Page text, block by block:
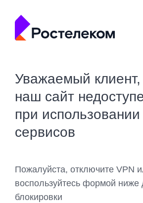
Уважаемый клиент,
наш сайт
при
сервисов
Пожалуйста, отключите VPN
воспользуйтесь формой ниже
блокировки